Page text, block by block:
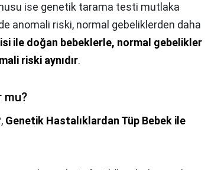
ise genetik tarama testi mutlaka
anomali riski, normal gebeliklerden daha
ile doğan bebeklerle, normal gebelikler
riski aynıdır.
mu?
Genetik Hastalıklardan Tüp Bebek ile